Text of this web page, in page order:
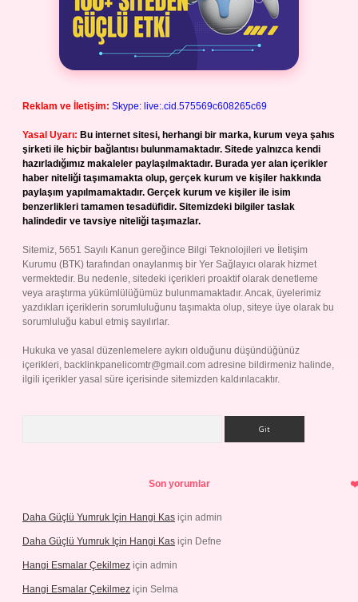
Reklam ve İletişim: Skype: live:.cid.575569c608265c69
Yasal Uyarı: Bu internet sitesi, herhangi bir marka, kurum veya şahıs
şirketi ile hiçbir bağlantısı bulunmamaktadır. Sitede yalnızca kendi
hazırladığımız makaleler paylaşılmaktadır. Burada yer alan içerikler
haber niteliği taşımamakta olup, gerçek kurum ve kişiler hakkında
paylaşım yapılmamaktadır. Gerçek kurum ve kişiler ile isim
benzerlikleri tamamen tesadüfidir. Sitemizdeki bilgiler taslak
halindedir ve tavsiye niteliği taşımazlar.
Sitemiz, 5651 Sayılı Kanun gereğince Bilgi Teknolojileri ve İletişim
Kurumu (BTK) tarafından onaylanmış bir Yer Sağlayıcı olarak hizmet
vermektedir. Bu nedenle, sitedeki içerikleri proaktif olarak denetleme
veya araştırma yükümlülüğümüz bulunmamaktadır. Ancak, üyelerimiz
yazdıkları içeriklerin sorumluluğunu taşımakta olup, siteye üye olarak bu
sorumluluğu kabul etmiş sayılırlar.
Hukuka ve yasal düzenlemelere aykırı olduğunu düşündüğünüz
içerikleri, backlinkpanelicomtr@gmail.com adresine bildirmeniz halinde,
ilgili içerikler yasal süre içerisinde sitemizden kaldırılacaktır.
Son yorumlar
Daha Güçlü Yumruk Için Hangi Kas için admin
Daha Güçlü Yumruk Için Hangi Kas için Defne
Hangi Esmalar Çekilmez için admin
Hangi Esmalar Çekilmez için Selma